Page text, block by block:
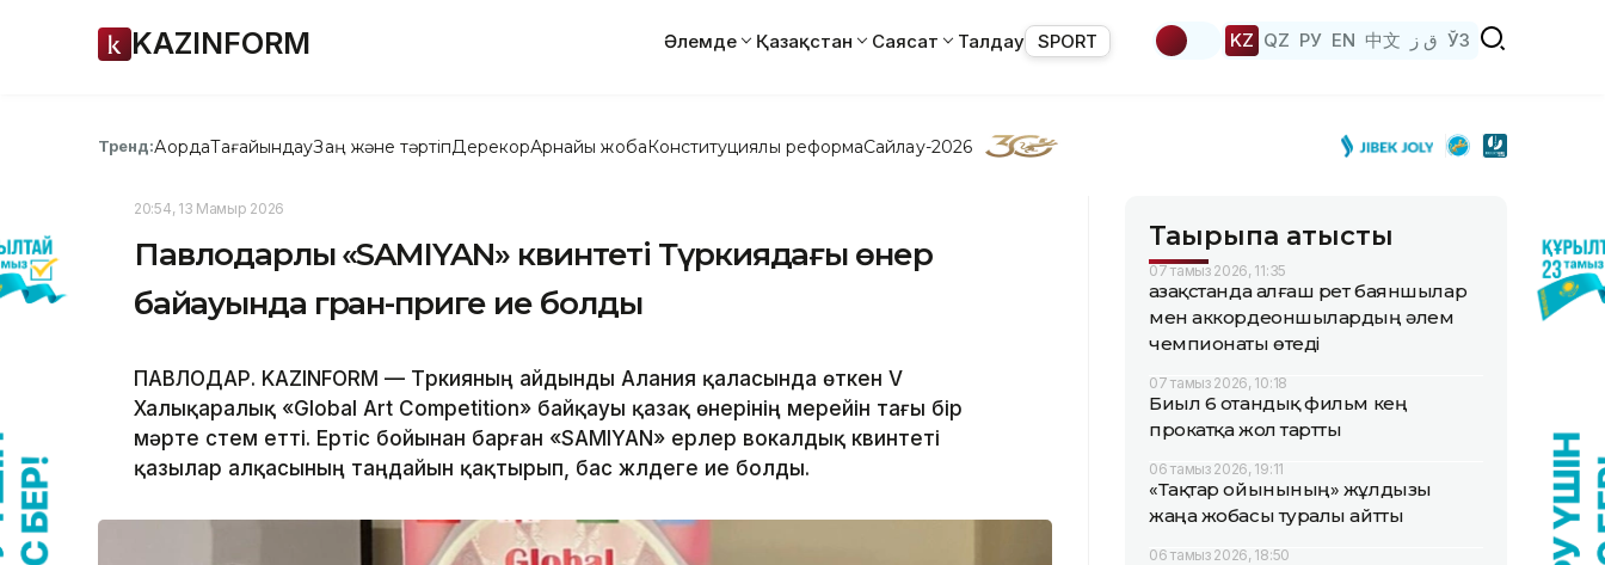
KAZINFORM Әлемде Қазақстан Саясат Талдау SPORT KZ QZ РУ EN 中文 ق ز ЎЗ
Тренд:АқордаТағайындауЗаң және тәртіпДерекқорАрнайы жобаКонституциялық реформаСайлау-2026
20:54, 13 Мамыр 2026
Павлодарлық «SAMIYAN» квинтеті Түркиядағы өнер
байқауында гран-приге ие болды
ПАВЛОДАР. KAZINFORM — Түркияның айдынды Алания қаласында өткен V
Халықаралық «Global Art Competition» байқауы қазақ өнерінің мерейін тағы бір
мәрте үстем етті. Ертіс бойынан барған «SAMIYAN» ерлер вокалдық квинтеті
қазылар алқасының таңдайын қақтырып, бас жүлдеге ие болды.
Тақырыпқа қатысты
07 тамыз 2026, 11:35
Қазақстанда алғаш рет баяншылар
мен аккордеоншылардың әлем
чемпионаты өтеді
07 тамыз 2026, 10:18
Биыл 6 отандық фильм кең
прокатқа жол тартты
06 тамыз 2026, 19:11
«Тақтар ойынының» жұлдызы
жаңа жобасы туралы айтты
06 тамыз 2026, 18:50